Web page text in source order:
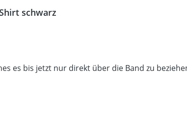
schwarz
es bis jetzt nur direkt über die Band zu